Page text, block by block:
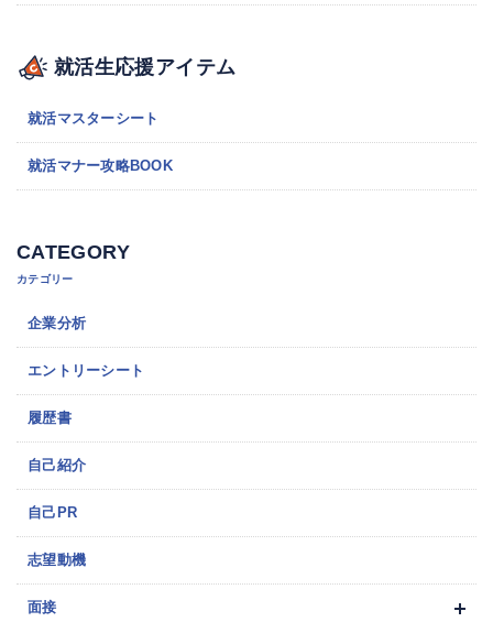
就活生応援アイテム
就活マスターシート
就活マナー攻略BOOK
CATEGORY
カテゴリー
企業分析
エントリーシート
履歴書
自己紹介
自己PR
志望動機
面接